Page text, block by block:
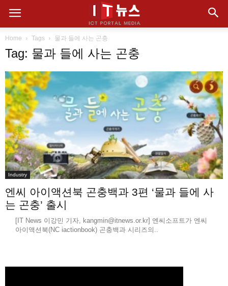
Home Tags 물과 들에 사는 곤충
Tag: 물과 들에 사는 곤충
Industry
엔씨 아이액션북 곤충백과 3편 ‘물과 들에 사
는 곤충’ 출시
[IT News 이강민 기자, kangmin@itnews.or.kr] 엔씨소프트가 엔씨
아이액션북(NC iactionbook) 곤충백과 시리즈의..